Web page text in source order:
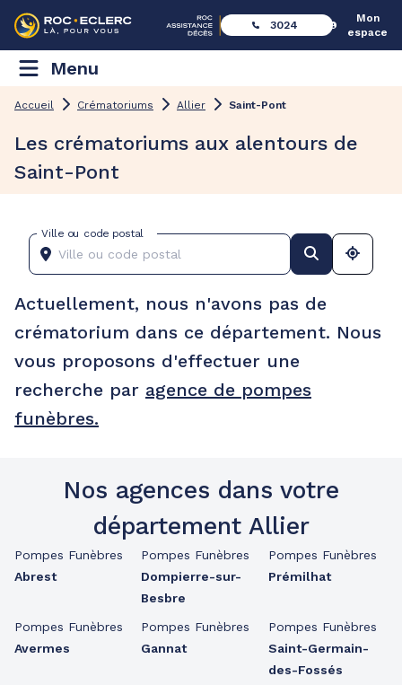
3024
Mon
espace
Menu
Accueil Crématoriums Allier Saint-Pont
Les crématoriums aux alentours de
Saint-Pont
Ville ou code postal
Actuellement, nous n'avons pas de
crématorium dans ce département. Nous
vous proposons d'effectuer une
recherche par agence de pompes
funèbres.
Nos agences dans votre
département Allier
Pompes Funèbres
Abrest
Pompes Funèbres
Avermes
Pompes Funèbres
Dompierre-sur-
Besbre
Pompes Funèbres
Gannat
Pompes Funèbres
Prémilhat
Pompes Funèbres
Saint-Germain-
des-Fossés